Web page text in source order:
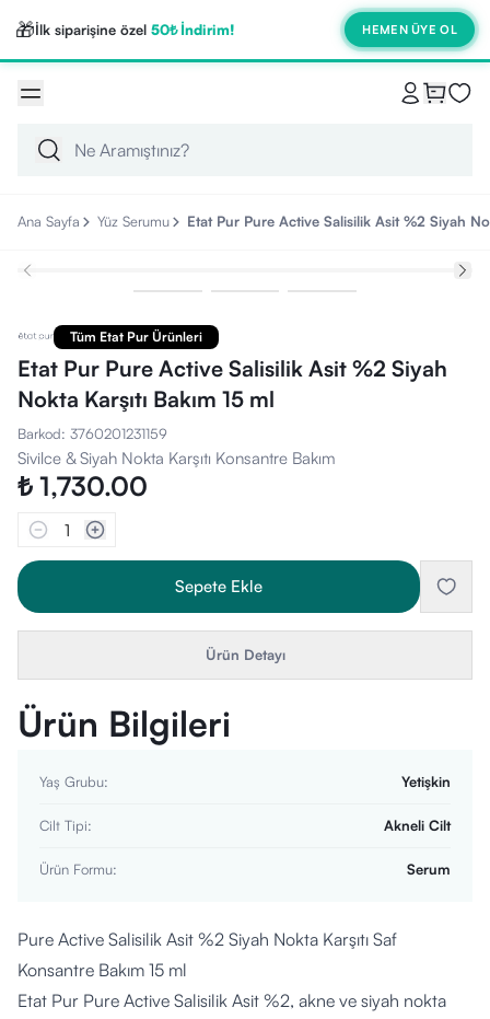
🎁İlk siparişine özel 50₺ İndirim! HEMEN ÜYE OL
Ana Sayfa Yüz Serumu Etat Pur Pure Active Salisilik Asit %2 Siyah
Tüm Etat Pur Ürünleri
Etat Pur Pure Active Salisilik Asit %2 Siyah
Nokta Karşıtı Bakım 15 ml
Barkod: 3760201231159
Sivilce & Siyah Nokta Karşıtı Konsantre Bakım
₺ 1,730.00
1
Sepete Ekle
Ürün Detayı
Ürün Bilgileri
Yaş Grubu: Yetişkin
Cilt Tipi: Akneli Cilt
Ürün Formu: Serum
Pure Active Salisilik Asit %2 Siyah Nokta Karşıtı Saf
Konsantre Bakım 15 ml
Etat Pur Pure Active Salisilik Asit %2, akne ve siyah nokta